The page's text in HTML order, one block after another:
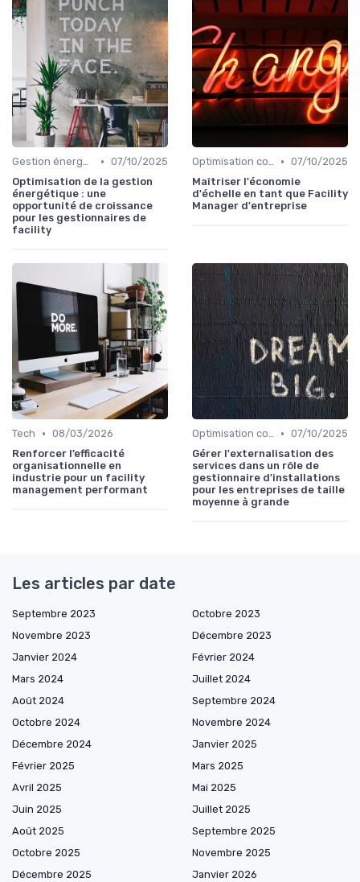
Gestion énergétique • 07/10/2025
Optimisation de la gestion
énergétique : une
opportunité de croissance
pour les gestionnaires de
facility
Optimisation coûts • 07/10/2025
Maîtriser l'économie
d'échelle en tant que Facility
Manager d'entreprise
Tech • 08/03/2026
Renforcer l’efficacité
organisationnelle en
industrie pour un facility
management performant
Optimisation coûts • 07/10/2025
Gérer l'externalisation des
services dans un rôle de
gestionnaire d'installations
pour les entreprises de taille
moyenne à grande
Les articles par date
Septembre 2023
Octobre 2023
Novembre 2023
Décembre 2023
Janvier 2024
Février 2024
Mars 2024
Juillet 2024
Août 2024
Septembre 2024
Octobre 2024
Novembre 2024
Décembre 2024
Janvier 2025
Février 2025
Mars 2025
Avril 2025
Mai 2025
Juin 2025
Juillet 2025
Août 2025
Septembre 2025
Octobre 2025
Novembre 2025
Décembre 2025
Janvier 2026